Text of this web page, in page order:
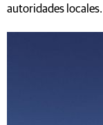
autoridades locales.